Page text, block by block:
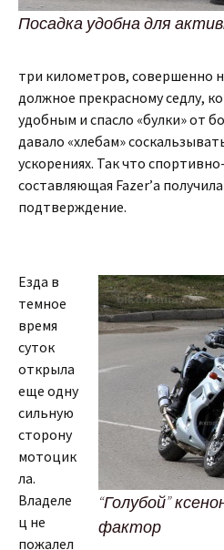
Посадка удобна для
три километров, совершенно
должное прекрасному седлу,
удобным и спасло «булки» от
давало «хлебам»
ускорениях. Так что
составляющая Fazer’а
подтверждение.
“Голубой”
фактор
Езда в
темное
время
суток
открыла
еще одну
сильную
сторону
мотоцик
ла.
Владеле
ц не
пожалел